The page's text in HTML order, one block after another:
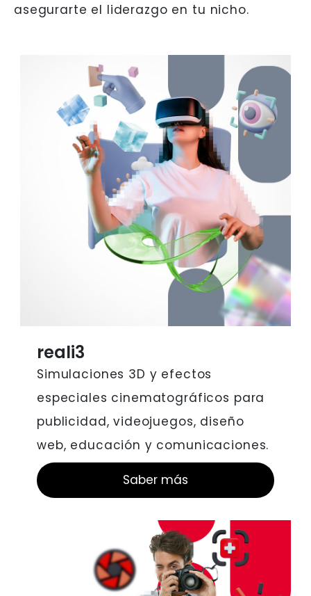
asegurarte el liderazgo en tu nicho.
reali3
Simulaciones 3D y efectos
especiales cinematográficos para
publicidad, videojuegos, diseño
web, educación y comunicaciones.
Saber más